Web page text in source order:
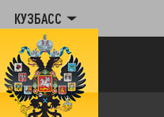
КУЗБАСС